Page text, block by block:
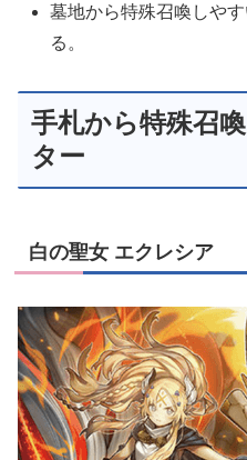
墓地から特殊召喚しや
る。
手札から特殊召
ター
白の聖女 エクレシア